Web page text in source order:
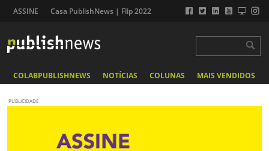
ASSINE Casa PublishNews | Flip 2022
COLABPUBLISHNEWS NOTÍCIAS COLUNAS MAIS VENDIDOS
PUBLICIDADE